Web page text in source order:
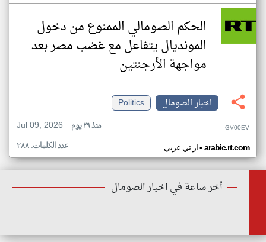
الحكم الصومالي الممنوع من دخول
المونديال يتفاعل مع غضب مصر بعد
مواجهة الأرجنتين
اخبار الصومال
Politics
Jul 09, 2026
منذ ٢٩ يوم GV00EV
ار تي عربي• arabic.rt.com عدد الكلمات: ٢٨٨
أخر ساعة في اخبار الصومال